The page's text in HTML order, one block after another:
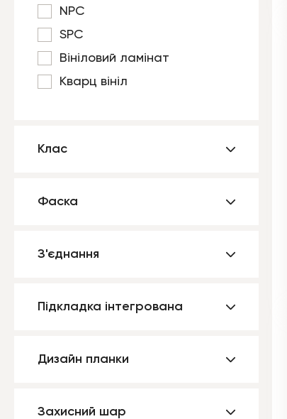
NPC
SPC
Вініловий ламінат
Кварц вініл
Клас
Фаска
З'єднання
Підкладка інтегрована
Дизайн планки
Захисний шар